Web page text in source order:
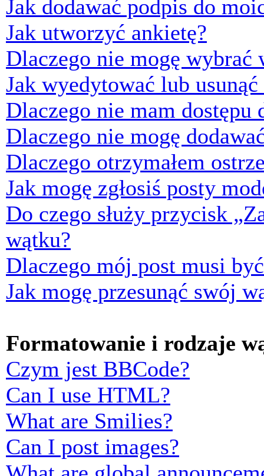
Jak dodawać podpis do
Jak utworzyć ankietę?
Dlaczego nie mogę wybrać
Jak wyedytować lub usunąć
Dlaczego nie mam dostępu
Dlaczego nie mogę
Dlaczego otrzymałem
Jak mogę zgłosiś posty
Do czego służy przycisk
wątku?
Dlaczego mój post musi
Jak mogę przesunąć swój
Formatowanie i rodzaje
Czym jest BBCode?
Can I use HTML?
What are Smilies?
Can I post images?